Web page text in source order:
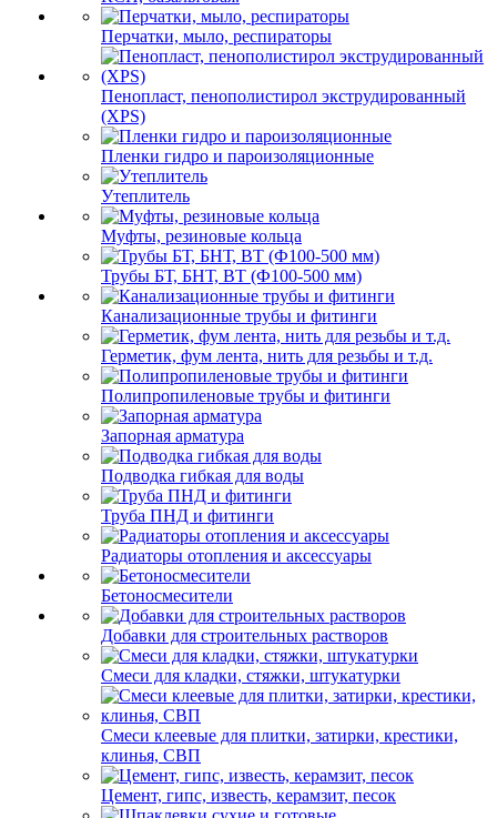
Перчатки, мыло, респираторы
Пенопласт, пенополистирол экструдированный
(XPS)
Пленки гидро и пароизоляционные
Утеплитель
Муфты, резиновые кольца
Трубы БТ, БНТ, ВТ (Ф100-500 мм)
Канализационные трубы и фитинги
Герметик, фум лента, нить для резьбы и т.д.
Полипропиленовые трубы и фитинги
Запорная арматура
Подводка гибкая для воды
Труба ПНД и фитинги
Радиаторы отопления и аксессуары
Бетоносмесители
Добавки для строительных растворов
Смеси для кладки, стяжки, штукатурки
Смеси клеевые для плитки, затирки, крестики,
клинья, СВП
Цемент, гипс, известь, керамзит, песок